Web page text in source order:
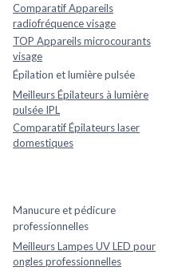
Comparatif Appareils
radiofréquence visage
TOP Appareils microcourants
visage
Épilation et lumière pulsée
Meilleurs Épilateurs à lumière
pulsée IPL
Comparatif Épilateurs laser
domestiques
Manucure et pédicure
professionnelles
Meilleurs Lampes UV LED pour
ongles professionnelles